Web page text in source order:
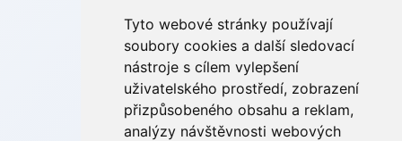
Tyto webové stránky používají
soubory cookies a další sledovací
nástroje s cílem vylepšení
uživatelského prostředí, zobrazení
přizpůsobeného obsahu a reklam,
analýzy návštěvnosti webových